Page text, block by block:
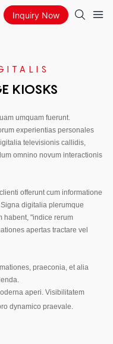
Inquiry Now
KIOSKS
umquam fuerunt.
experientias personales
televisionis callidis,
omnino novum interactionis
offerunt cum informatione
digitalia plerumque
habent, "indice rerum
apertas tractare vel
praeconia, et alia
aperi. Visibilitatem
dynamico praevale.